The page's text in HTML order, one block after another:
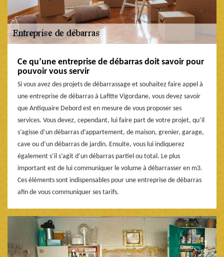
Ce qu’une entreprise de débarras doit savoir pour
pouvoir vous servir
Si vous avez des projets de débarrassage et souhaitez faire appel à
une entreprise de débarras à Lafitte Vigordane, vous devez savoir
que Antiquaire Debord est en mesure de vous proposer ses
services. Vous devez, cependant, lui faire part de votre projet, qu’il
s’agisse d’un débarras d’appartement, de maison, grenier, garage,
cave ou d’un débarras de jardin. Ensuite, vous lui indiquerez
également s’il s’agit d’un débarras partiel ou total. Le plus
important est de lui communiquer le volume à débarrasser en m3.
Ces éléments sont indispensables pour une entreprise de débarras
afin de vous communiquer ses tarifs.